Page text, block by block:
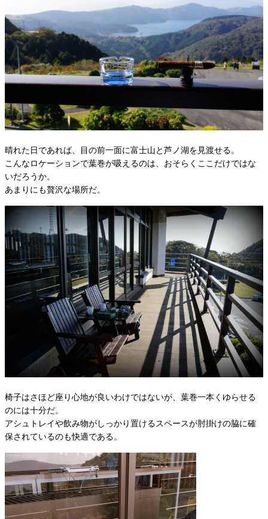
晴れた日であれば、目の前一面に富士山と芦ノ湖を見渡せる。
こんなロケーションで葉巻が吸えるのは、おそらくここだけではな
いだろうか。
あまりにも贅沢な場所だ。
椅子はさほど座り心地が良いわけではないが、葉巻一本くゆらせる
のには十分だ。
アシュトレイや飲み物がしっかり置けるスペースが肘掛けの脇に確
保されているのも快適である。